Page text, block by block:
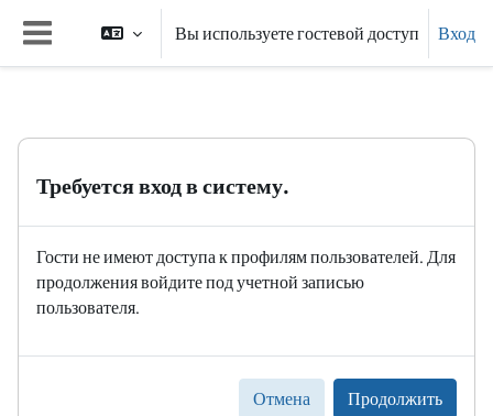
Перейти к основному содержанию
Боковая панель
Вы используете гостевой доступ Вход
Требуется вход в систему.
Гости не имеют доступа к профилям пользователей. Для
продолжения войдите под учетной записью
пользователя.
Отмена Продолжить